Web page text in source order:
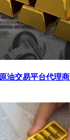
油交易平台代理